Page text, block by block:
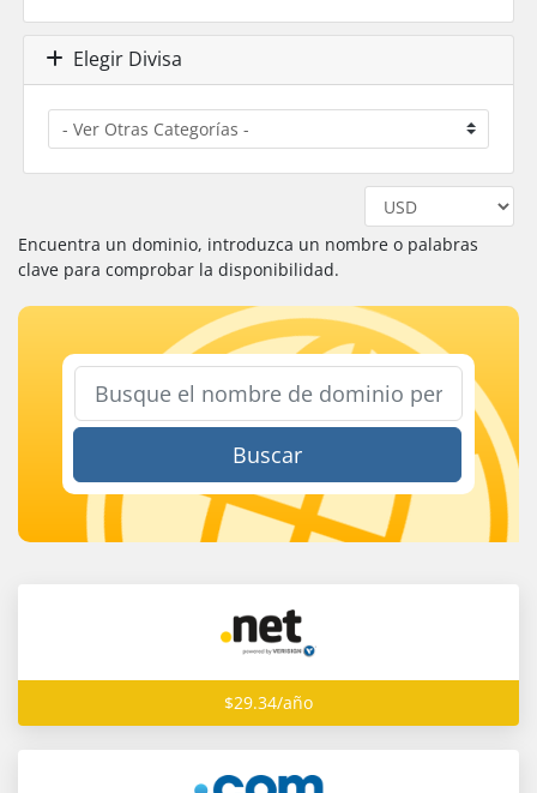
Elegir Divisa
Encuentra un dominio, introduzca un nombre o palabras
clave para comprobar la disponibilidad.
Buscar
$29.34/año